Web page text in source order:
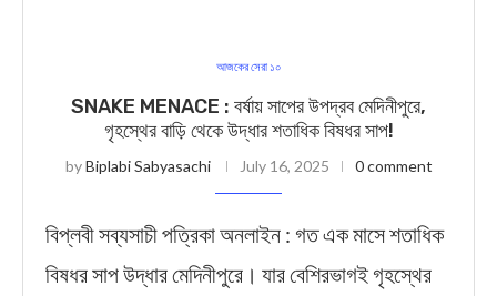
আজকের সেরা ১০
SNAKE MENACE : বর্ষায় সাপের উপদ্রব মেদিনীপুরে,
গৃহস্থের বাড়ি থেকে উদ্ধার শতাধিক বিষধর সাপ!
byBiplabi Sabyasachi July 16, 2025 0 comment
বিপ্লবী সব্যসাচী পত্রিকা অনলাইন : গত এক মাসে শতাধিক
বিষধর সাপ উদ্ধার মেদিনীপুরে। যার বেশিরভাগই গৃহস্থের